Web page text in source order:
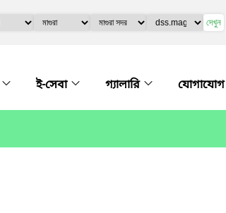
দেখুন
ই-সেবা গ্যালারি যোগাযোগ